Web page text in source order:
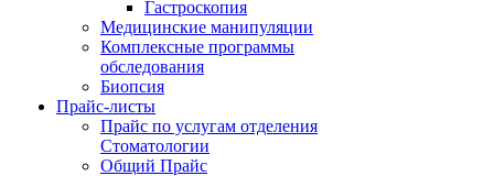
Гастроскопия
Медицинские манипуляции
Комплексные программы
обследования
Биопсия
Прайс-листы
Прайс по услугам отделения
Стоматологии
Общий Прайс